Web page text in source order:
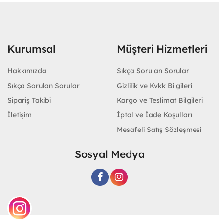
Kurumsal
Hakkımızda
Sıkça Sorulan Sorular
Sipariş Takibi
İletişim
Müşteri Hizmetleri
Sıkça Sorulan Sorular
Gizlilik ve Kvkk Bilgileri
Kargo ve Teslimat Bilgileri
İptal ve İade Koşulları
Mesafeli Satış Sözleşmesi
Sosyal Medya